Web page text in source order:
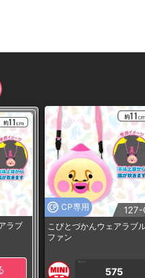
ラブ
CP専用 127-
こびとづかんウェアラブ
ファン
1PLAY
575